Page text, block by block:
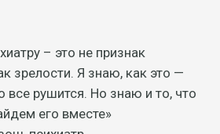
– это не признак
зрелости. Я знаю, как это —
все рушится. Но знаю и то, что
его вместе»